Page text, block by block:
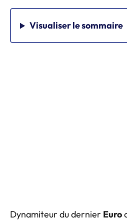
Visualiserle sommaire
Dynamiteur du dernier Euro